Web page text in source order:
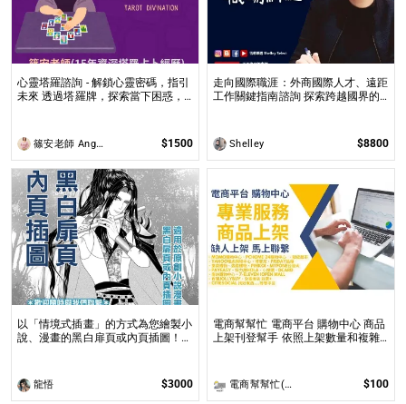
心靈塔羅諮詢 - 解鎖心靈密碼，指引
未來 透過塔羅牌，探索當下困惑，
篠安老師 Angel Yang $1500
走向國際職涯：外商國際人才、遠距
工作關鍵指南諮詢 探索跨越國界的
Shelley $8800
以「情境式插畫」的方式為您繪製小
說、漫畫的黑白扉頁或內頁插圖！
畫黑白扉頁或內頁插圖！
龍悟 $3000
電商幫幫忙 電商平台 購物中心 商品
上架刊登幫手 依照上架數量和複雜
電商幫幫忙(電商平台代營運/電商上架/運營策略/網路行銷) $100